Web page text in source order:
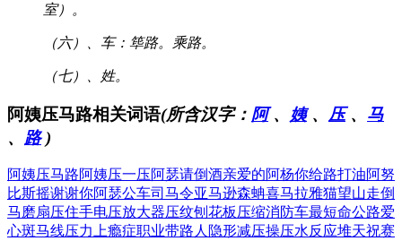
室）。
（六）、车：筚路。乘路。
（七）、姓。
阿姨压马路相关词语(所含汉字： 阿、 姨、 压、 马
、 路)
阿姨压马路阿姨压一压阿瑟请倒酒亲爱的阿杨你给路打油阿努
比斯摇谢谢你阿瑟公车司马令亚马逊森蚺喜马拉雅猫望山走倒
马磨扇压住手电压放大器压纹刨花板压缩消防车最短命公路爱
心斑马线压力上瘾症职业带路人 隐形减压操压水反应堆天祝赛